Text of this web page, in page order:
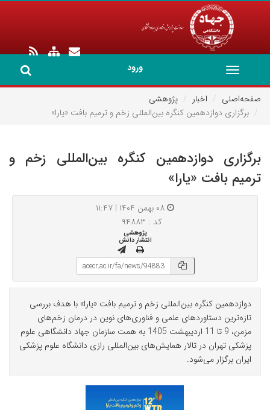
ورود
Toggle
navigation
صفحه‌اصلی
اخبار
پژوهشی
برگزاری دوازدهمین کنگره بین‌المللی زخم و ترمیم بافت «یارا»
برگزاری دوازدهمین کنگره بین‌المللی زخم و
ترمیم بافت «یارا»
کد : ۹۴۸۸۳
پژوهشی
انتشار دانش
دوازدهمین کنگره بین‌المللی زخم و ترمیم بافت «یارا» با هدف بررسی
تازه‌ترین دستاوردهای علمی و فناوری‌های نوین در درمان زخم‌های
مزمن، 9 تا 11 اردیبهشت 1405 به همت سازمان جهاد دانشگاهی علوم
پزشکی تهران در تالار همایش‌های بین‌المللی رازی دانشگاه علوم پزشکی
ایران برگزار می‌شود.